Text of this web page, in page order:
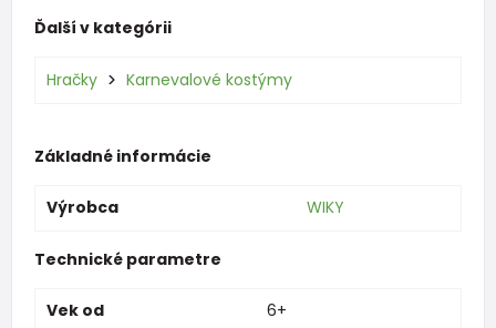
Ďalší v kategórii
Hračky Karnevalové kostýmy
Základné informácie
Výrobca WIKY
Technické parametre
Vek od
6+